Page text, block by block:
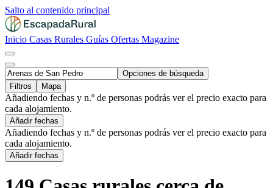
Salto al contenido principal
Inicio Casas Rurales Guías Ofertas Magazine
Opciones de búsqueda
Filtros
Mapa
Añadiendo fechas y n.º de personas podrás ver el precio exacto para
cada alojamiento.
Añadir fechas
Añadiendo fechas y n.º de personas podrás ver el precio exacto para
cada alojamiento.
Añadir fechas